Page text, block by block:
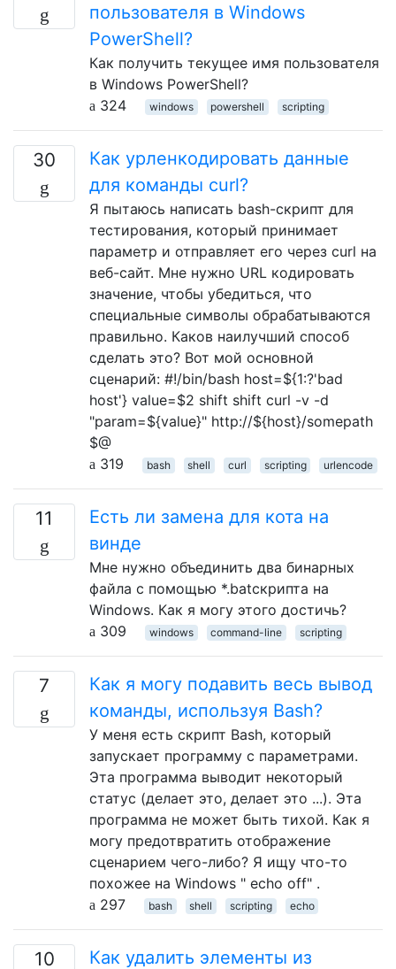
пользователя в Windows
PowerShell?
Как получить текущее имя пользователя
в Windows PowerShell?
324
windows powershell scripting
30
Как урленкодировать данные
для команды curl?
Я пытаюсь написать bash-скрипт для
тестирования, который принимает
параметр и отправляет его через curl на
веб-сайт. Мне нужно URL кодировать
значение, чтобы убедиться, что
специальные символы обрабатываются
правильно. Каков наилучший способ
сделать это? Вот мой основной
сценарий: #!/bin/bash host=${1:?'bad
host'} value=$2 shift shift curl -v -d
"param=${value}" http://${host}/somepath
$@
319
bash shell curl scripting urlencode
11
Есть ли замена для кота на
винде
Мне нужно объединить два бинарных
файла с помощью *.batскрипта на
Windows. Как я могу этого достичь?
309
windows command-line scripting
7
Как я могу подавить весь вывод
команды, используя Bash?
У меня есть скрипт Bash, который
запускает программу с параметрами.
Эта программа выводит некоторый
статус (делает это, делает это ...). Эта
программа не может быть тихой. Как я
могу предотвратить отображение
сценарием чего-либо? Я ищу что-то
похожее на Windows " echo off" .
297
bash shell scripting echo
10 Как удалить элементы из